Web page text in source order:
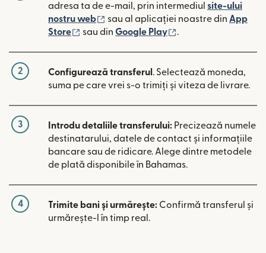
adresa ta de e-mail, prin intermediul site-ului
nostru web
(se deschide într-o fereastră nouă)
sau al aplicației noastre din App
Store
(se deschide într-o fereastră nouă)
sau din Google Play .
2 Configurează transferul . Selectează moneda,
suma pe care vrei s-o trimiți și viteza de livrare.
3 Introdu detaliile transferului: Precizează numele
destinatarului, datele de contact și informațiile
bancare sau de ridicare. Alege dintre metodele
de plată disponibile în Bahamas.
4 Trimite bani și urmărește: Confirmă transferul și
urmărește-l în timp real.